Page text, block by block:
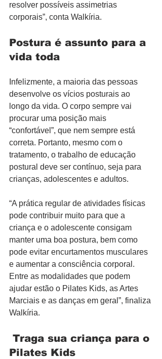
resolver possíveis assimetrias
corporais”, conta Walkíria.
Postura é assunto para a
vida toda
Infelizmente, a maioria das pessoas
desenvolve os vícios posturais ao
longo da vida. O corpo sempre vai
procurar uma posição mais
“confortável”, que nem sempre está
correta. Portanto, mesmo com o
tratamento, o trabalho de educação
postural deve ser contínuo, seja para
crianças, adolescentes e adultos.
“A prática regular de atividades físicas
pode contribuir muito para que a
criança e o adolescente consigam
manter uma boa postura, bem como
pode evitar encurtamentos musculares
e aumentar a consciência corporal.
Entre as modalidades que podem
ajudar estão o Pilates Kids, as Artes
Marciais e as danças em geral”, finaliza
Walkíria.
Traga sua criança para o
Pilates Kids